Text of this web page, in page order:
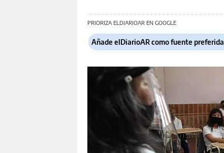
PRIORIZA ELDIARIOAR EN GOOGLE
Añade elDiarioAR como fuente preferida